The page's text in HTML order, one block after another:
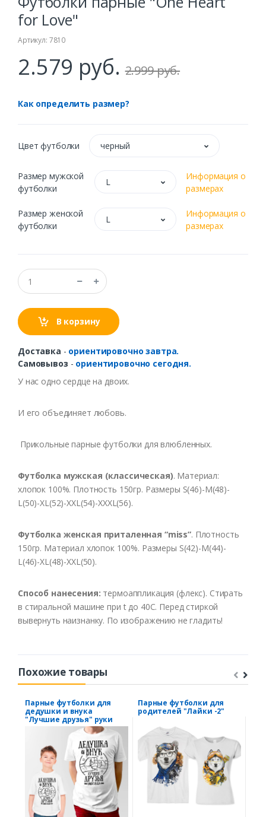
for Love"
Артикул: 7810
2.579 руб. 2.999 руб.
Как определить размер?
Цвет футболки черный
Размер мужской
футболки
L
Информация о
размерах
Размер женской
футболки
L
Информация о
размерах
В корзину
Доставка - ориентировочно завтра.
Самовывоз - ориентировочно сегодня.
У нас одно сердце на двоих.
И его объединяет любовь.
Прикольные парные футболки для влюбленных.
Футболка мужская (классическая). Материал:
хлопок 100%. Плотность 150гр. Размеры S(46)-M(48)-
L(50)-XL(52)-XXL(54)-XXXL(56).
Футболка женская приталенная “miss”. Плотность
150гр. Материал хлопок 100%. Размеры S(42)-M(44)-
L(46)-XL(48)-XXL(50).
Способ нанесения: термоаппликация (флекс). Стирать
в стиральной машине при t до 40С. Перед стиркой
вывернуть наизнанку. По изображению не гладить!
Похожие товары
Парные футболки для
дедушки и внука
"Лучшие друзья" руки
Парные футболки для
родителей "Лайки -2"